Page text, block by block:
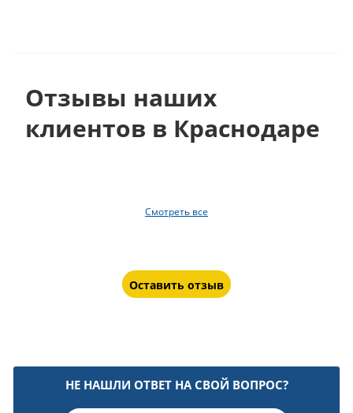
Отзывы наших
клиентов в Краснодаре
Смотреть все
Оставить отзыв
НЕ НАШЛИ ОТВЕТ НА СВОЙ ВОПРОС?